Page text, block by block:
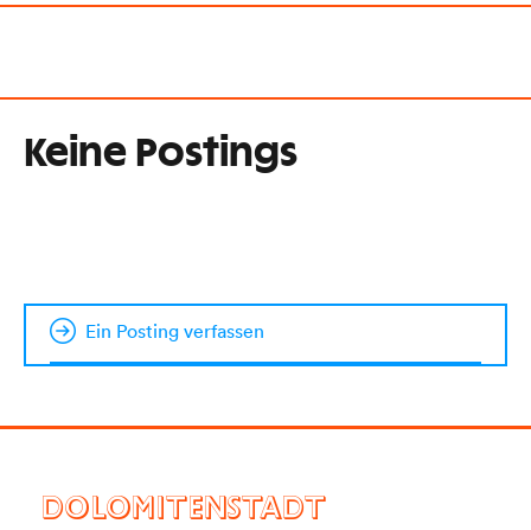
Keine Postings
Ein Posting verfassen
DOLOMITENSTADT